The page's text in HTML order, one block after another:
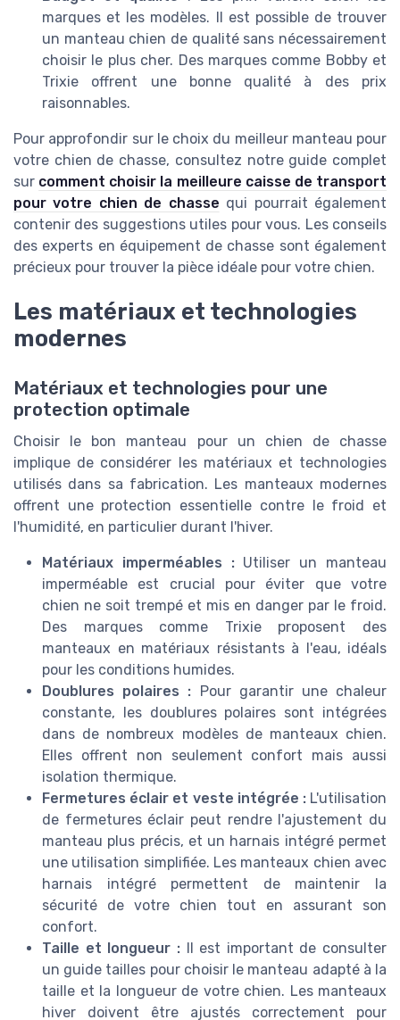
marques et les modèles. Il est possible de trouver
un manteau chien de qualité sans nécessairement
choisir le plus cher. Des marques comme Bobby et
Trixie offrent une bonne qualité à des prix
raisonnables.
Pour approfondir sur le choix du meilleur manteau pour
votre chien de chasse, consultez notre guide complet
sur comment choisir la meilleure caisse de transport
pour votre chien de chasse qui pourrait également
contenir des suggestions utiles pour vous. Les conseils
des experts en équipement de chasse sont également
précieux pour trouver la pièce idéale pour votre chien.
Les matériaux et technologies
modernes
Matériaux et technologies pour une
protection optimale
Choisir le bon manteau pour un chien de chasse
implique de considérer les matériaux et technologies
utilisés dans sa fabrication. Les manteaux modernes
offrent une protection essentielle contre le froid et
l'humidité, en particulier durant l'hiver.
Matériaux imperméables :Utiliser un manteau
imperméable est crucial pour éviter que votre
chien ne soit trempé et mis en danger par le froid.
Des marques comme Trixie proposent des
manteaux en matériaux résistants à l'eau, idéals
pour les conditions humides.
Doublures polaires : Pour garantir une chaleur
constante, les doublures polaires sont intégrées
dans de nombreux modèles de manteaux chien.
Elles offrent non seulement confort mais aussi
isolation thermique.
Fermetures éclair et veste intégrée :L'utilisation
de fermetures éclair peut rendre l'ajustement du
manteau plus précis, et un harnais intégré permet
une utilisation simplifiée. Les manteaux chien avec
harnais intégré permettent de maintenir la
sécurité de votre chien tout en assurant son
confort.
Taille et longueur :Il est important de consulter
un guide tailles pour choisir le manteau adapté à la
taille et la longueur de votre chien. Les manteaux
hiver doivent être ajustés correctement pour